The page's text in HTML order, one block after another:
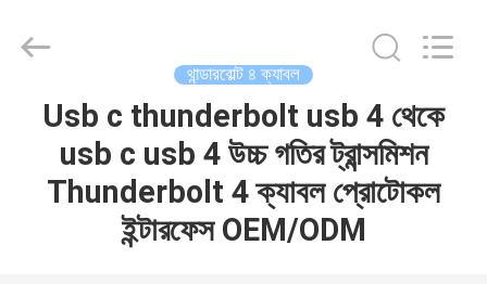
Technology
থান্ডারবোল্ট ৪ ক্যাবল
Usb c thunderbolt usb 4 থেকে
usb c usb 4 উচ্চ গতির ট্রান্সমিশন
Thunderbolt 4 ক্যাবল প্রোটোকল
ইন্টারফেস OEM/ODM